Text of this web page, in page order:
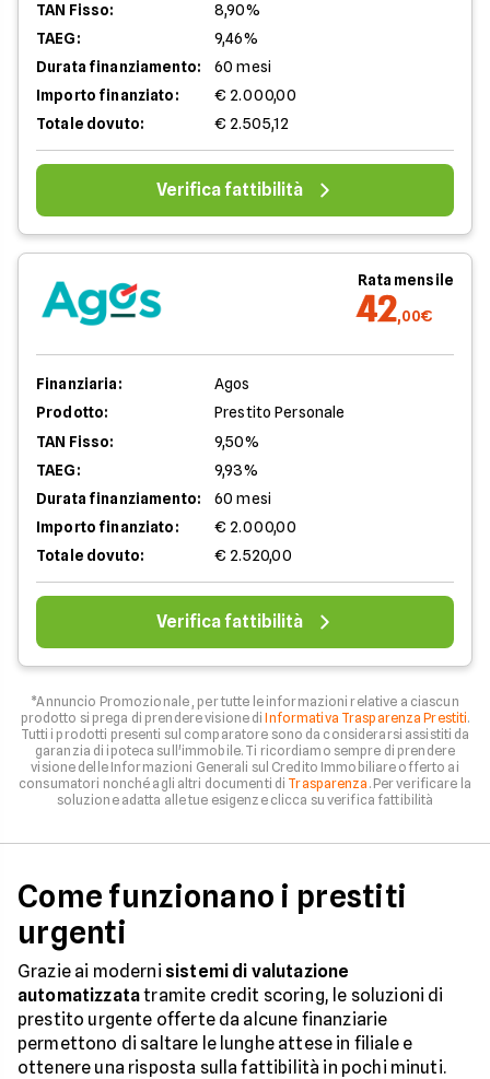
TAN Fisso:
8,90%
TAEG:
9,46%
Durata finanziamento:
60 mesi
Importo finanziato:
€ 2.000,00
Totale dovuto:
€ 2.505,12
Verifica fattibilità
Rata mensile
42,00€
Finanziaria:
Agos
Prodotto:
Prestito Personale
TAN Fisso:
9,50%
TAEG:
9,93%
Durata finanziamento:
60 mesi
Importo finanziato:
€ 2.000,00
Totale dovuto:
€ 2.520,00
Verifica fattibilità
*Annuncio Promozionale , per tutte le informazioni relative a ciascun
prodotto si prega di prendere visione diInformativa Trasparenza Prestiti.
Tutti i prodotti presenti sul comparatore sono da considerarsi assistiti da
garanzia di ipoteca sull'immobile. Ti ricordiamo sempre di prendere
visione delle Informazioni Generali sul Credito Immobiliare offerto ai
consumatori nonché agli altri documenti di Trasparenza . Per verificare la
soluzione adatta alle tue esigenze clicca su verifica fattibilità
Come funzionano i prestiti
urgenti
Grazie ai moderni sistemi di valutazione
automatizzatatramite credit scoring, le soluzioni di
prestito urgente offerte da alcune finanziarie
permettono di saltare le lunghe attese in filiale e
ottenere una risposta sulla fattibilità in pochi minuti.